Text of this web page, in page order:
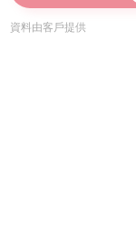
資料由客戶提供